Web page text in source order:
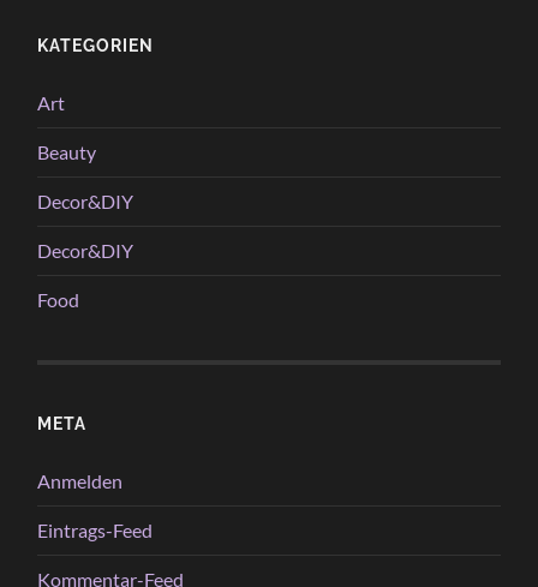
KATEGORIEN
Art
Beauty
Decor&DIY
Decor&DIY
Food
META
Anmelden
Eintrags-Feed
Kommentar-Feed